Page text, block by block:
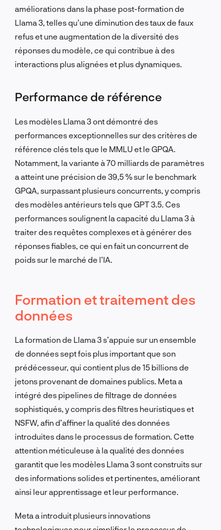
améliorations dans la phase post-formation de
Llama 3, telles qu’une diminution des taux de faux
refus et une augmentation de la diversité des
réponses du modèle, ce qui contribue à des
interactions plus alignées et plus dynamiques.
Performance de référence
Les modèles Llama 3 ont démontré des
performances exceptionnelles sur des critères de
référence clés tels que le MMLU et le GPQA.
Notamment, la variante à 70 milliards de paramètres
a atteint une précision de 39,5 % sur le benchmark
GPQA, surpassant plusieurs concurrents, y compris
des modèles antérieurs tels que GPT 3.5. Ces
performances soulignent la capacité du Llama 3 à
traiter des requêtes complexes et à générer des
réponses fiables, ce qui en fait un concurrent de
poids sur le marché de l’IA.
Formation et traitement des
données
La formation de Llama 3 s’appuie sur un ensemble
de données sept fois plus important que son
prédécesseur, qui contient plus de 15 billions de
jetons provenant de domaines publics. Meta a
intégré des pipelines de filtrage de données
sophistiqués, y compris des filtres heuristiques et
NSFW, afin d’affiner la qualité des données
introduites dans le processus de formation. Cette
attention méticuleuse à la qualité des données
garantit que les modèles Llama 3 sont construits sur
des informations solides et pertinentes, améliorant
ainsi leur apprentissage et leur performance.
Meta a introduit plusieurs innovations